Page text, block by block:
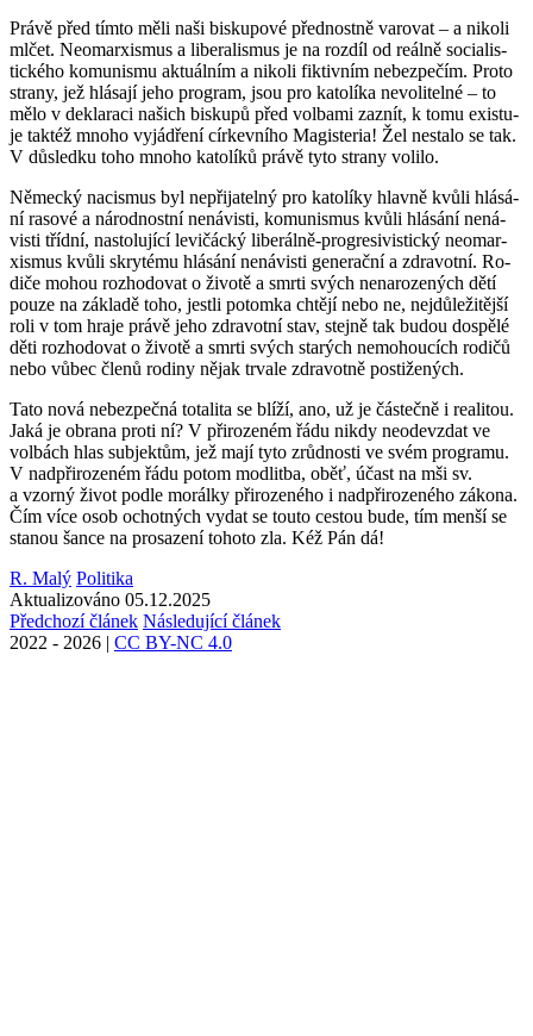
Právě před tímto měli naši bis­ku­po­vé před­nost­ně va­ro­vat – a ni­ko­li
mlčet. Ne­o­mar­xis­mus a li­be­ra­lis­mus je na roz­díl od re­ál­ně so­ci­a­lis­
tic­ké­ho ko­mu­nis­mu ak­tu­ál­ním a ni­ko­li fik­tiv­ním ne­bez­pe­čím. Proto
stra­ny, jež hlá­sa­jí jeho pro­gram, jsou pro ka­to­lí­ka ne­vo­li­tel­né – to
mělo v de­kla­ra­ci na­šich bis­ku­pů před vol­ba­mi za­znít, k tomu exis­tu­
je tak­též mnoho vy­já­d­ře­ní cír­kev­ní­ho Magis­te­ria! Žel ne­sta­lo se tak.
V dů­sled­ku toho mnoho ka­to­lí­ků právě tyto stra­ny vo­li­lo.
Ně­mec­ký na­cis­mus byl ne­při­ja­tel­ný pro ka­to­lí­ky hlav­ně kvůli hlá­sá­
ní ra­so­vé a ná­rod­nost­ní ne­ná­vis­ti, ko­mu­nis­mus kvůli hlá­sá­ní ne­ná­
vis­ti tříd­ní, na­sto­lu­jí­cí le­vi­čác­ký li­be­rál­ně-pro­gre­si­vis­tic­ký ne­o­mar­
xis­mus kvůli skry­té­mu hlá­sá­ní ne­ná­vis­ti ge­ne­rač­ní a zdra­vot­ní. Ro­
di­če mohou roz­ho­do­vat o ži­vo­tě a smrti svých ne­na­ro­ze­ných dětí
pouze na zá­kla­dě toho, jest­li po­tom­ka chtě­jí nebo ne, nej­dů­le­ži­těj­ší
roli v tom hraje právě jeho zdra­vot­ní stav, stej­ně tak budou do­spě­lé
děti roz­ho­do­vat o ži­vo­tě a smrti svých sta­rých ne­mo­hou­cích ro­di­čů
nebo vůbec členů ro­di­ny nějak tr­va­le zdra­vot­ně po­sti­že­ných.
Tato nová ne­bez­peč­ná to­ta­li­ta se blíží, ano, už je čás­teč­ně i re­a­li­tou.
Jaká je obra­na proti ní? V při­ro­ze­ném řádu nikdy ne­o­de­vzdat ve
vol­bách hlas sub­jek­tům, jež mají tyto zrůd­nos­ti ve svém pro­gra­mu.
V nad­při­ro­ze­ném řádu potom mod­lit­ba, oběť, účast na mši sv.
a vzor­ný život podle mo­rál­ky při­ro­ze­né­ho i nad­při­ro­ze­né­ho zá­ko­na.
Čím více osob ochot­ných vydat se touto ces­tou bude, tím menší se
sta­nou šance na pro­sa­ze­ní to­ho­to zla. Kéž Pán dá!
R. Malý Politika
Aktualizováno 05.12.2025
Předchozí článek Následující článek
2022 - 2026 | CC BY-NC 4.0